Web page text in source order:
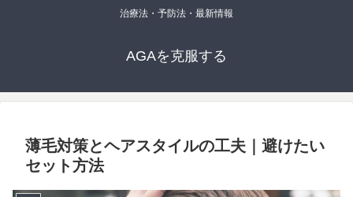
治療法・予防法・最新情報
AGAを克服する
薄毛対策とヘアスタイルの工夫｜避けたい
セット方法